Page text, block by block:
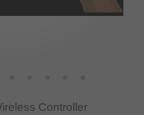
Controller